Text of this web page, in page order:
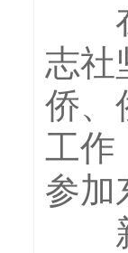
在
志社
侨、
工作
参
新